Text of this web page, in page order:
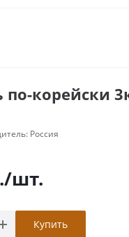
корейски
Россия
/шт.
Купить